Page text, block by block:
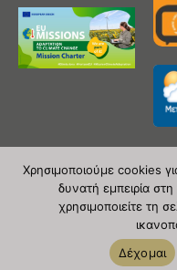
|
Χρησιμοποιούμε cookies
δυνατή εμπειρία
χρησιμοποιείτε τη
Δέχομαι